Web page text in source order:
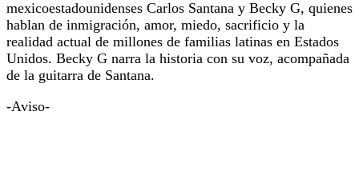
mexicoestadounidenses Carlos Santana y Becky G, quienes
hablan de inmigración, amor, miedo, sacrificio y la
realidad actual de millones de familias latinas en Estados
Unidos. Becky G narra la historia con su voz, acompañada
de la guitarra de Santana.
-Aviso-